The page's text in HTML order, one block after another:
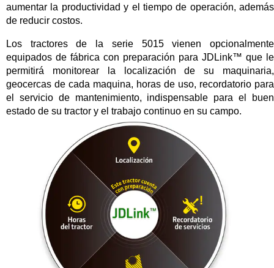
aumentar la productividad y el tiempo de operación, además
de reducir costos.
Los tractores de la serie 5015 vienen opcionalmente
equipados de fábrica con preparación para JDLink™ que le
permitirá monitorear la localización de su maquinaria,
geocercas de cada maquina, horas de uso, recordatorio para
el servicio de mantenimiento, indispensable para el buen
estado de su tractor y el trabajo continuo en su campo.